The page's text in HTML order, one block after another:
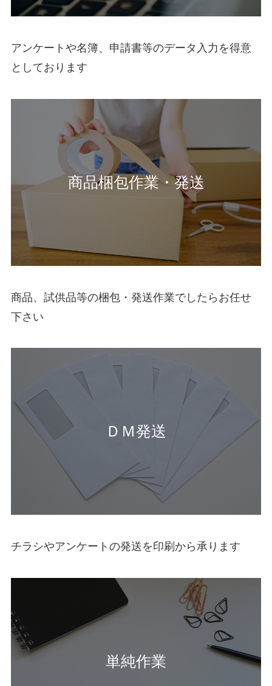
アンケートや名簿、申請書等のデータ入力を得意
としております
商品梱包作業・発送
商品、試供品等の梱包・発送作業でしたらお任せ
下さい
ＤＭ発送
チラシやアンケートの発送を印刷から承ります
単純作業